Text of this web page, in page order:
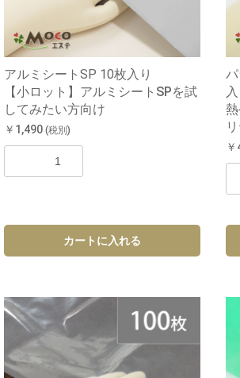
アルミシートSP 10枚入り
【小ロット】アルミシートSPを試
してみたい方向け
￥1,490 (税別)
カートに入れる